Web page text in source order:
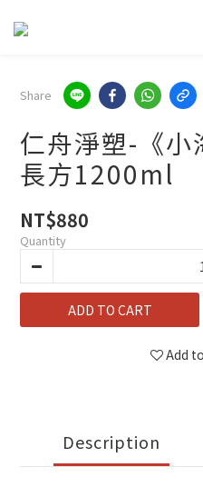
Share
仁舟淨塑-《小
長方1200ml
NT$880
Quantity
ADD TO CART
Add
Description